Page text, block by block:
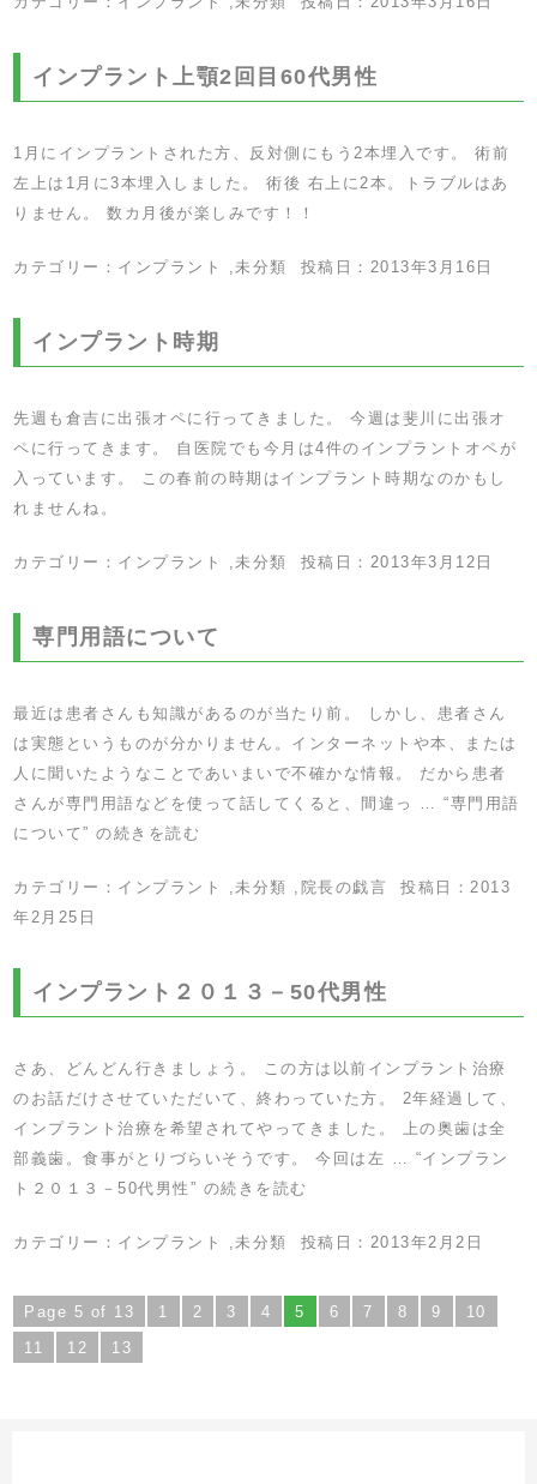
インプラント上顎2回目60代男性
1月にインプラントされた方、反対側にもう2本埋入です。 術前
左上は1月に3本埋入しました。 術後 右上に2本。トラブルはあ
りません。 数カ月後が楽しみです！！
カテゴリー： インプラント ,未分類 投稿日： 2013年3月16日
インプラント時期
先週も倉吉に出張オペに行ってきました。 今週は斐川に出張オ
ペに行ってきます。 自医院でも今月は4件のインプラントオペが
入っています。 この春前の時期はインプラント時期なのかもし
れませんね。
カテゴリー： インプラント ,未分類 投稿日： 2013年3月12日
専門用語について
最近は患者さんも知識があるのが当たり前。 しかし、患者さん
は実態というものが分かりません。インターネットや本、または
人に聞いたようなことであいまいで不確かな情報。 だから患者
さんが専門用語などを使って話してくると、間違っ …“専門用語
について” の続きを読む
カテゴリー： インプラント ,未分類 , 院長の戯言 投稿日：2013
年2月25日
インプラント２０１３－50代男性
さあ、どんどん行きましょう。 この方は以前インプラント治療
のお話だけさせていただいて、終わっていた方。 2年経過して、
インプラント治療を希望されてやってきました。 上の奥歯は全
部義歯。食事がとりづらいそうです。 今回は左 … “インプラン
ト２０１３－50代男性” の続きを読む
カテゴリー： インプラント ,未分類 投稿日： 2013年2月2日
Page 5 of 13 1 2 3 4 5 6 7 8 9
10
11
12 13